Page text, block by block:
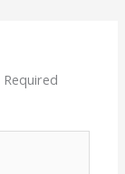
Required